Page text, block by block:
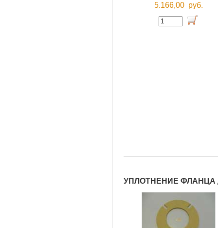
5.166,00 руб.
УПЛОТНЕНИЕ ФЛАНЦА